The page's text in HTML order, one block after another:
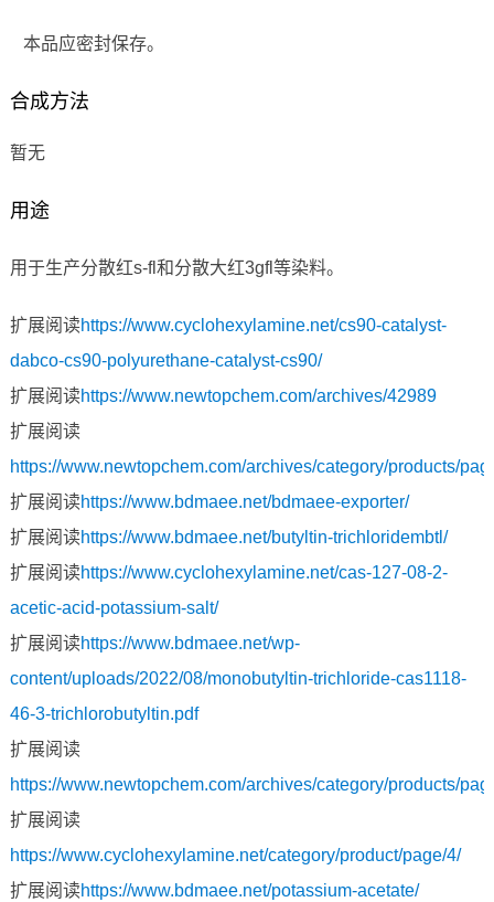
本品应密封保存。
合成方法
暂无
用途
用于生产分散红s-fl和分散大红3gfl等染料。
扩展阅读https://www.cyclohexylamine.net/cs90-catalyst-
dabco-cs90-polyurethane-catalyst-cs90/
扩展阅读https://www.newtopchem.com/archives/42989
扩展阅读
https://www.newtopchem.com/archives/category/products/
扩展阅读https://www.bdmaee.net/bdmaee-exporter/
扩展阅读https://www.bdmaee.net/butyltin-trichloridembtl/
扩展阅读https://www.cyclohexylamine.net/cas-127-08-2-
acetic-acid-potassium-salt/
扩展阅读https://www.bdmaee.net/wp-
content/uploads/2022/08/monobutyltin-trichloride-cas1118-
46-3-trichlorobutyltin.pdf
扩展阅读
https://www.newtopchem.com/archives/category/products/
扩展阅读
https://www.cyclohexylamine.net/category/product/page/4/
扩展阅读https://www.bdmaee.net/potassium-acetate/